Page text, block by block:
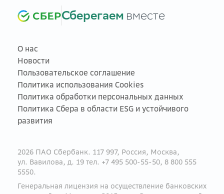
Сберегаем вместе
О нас
Новости
Пользовательское соглашение
Политика использования Cookies
Политика обработки персональных данных
Политика Сбера в области ESG и устойчивого
развития
2026 ПАО Сбербанк. 117 997, Россия, Москва,
ул. Вавилова, д. 19 тел. +7 495 500-55-50, 8 800 555
5550.
Генеральная лицензия на осуществление банковских